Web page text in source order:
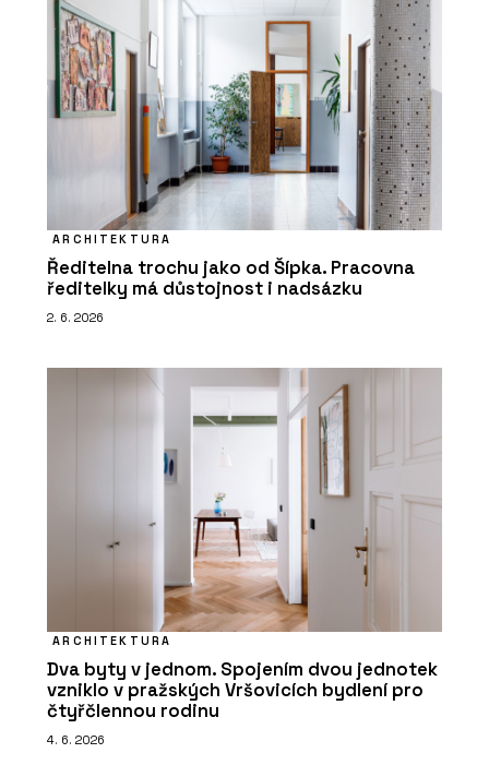
ARCHITEKTURA
Ředitelna trochu jako od Šípka. Pracovna
ředitelky má důstojnost i nadsázku
2. 6. 2026
ARCHITEKTURA
Dva byty v jednom. Spojením dvou jednotek
vzniklo v pražských Vršovicích bydlení pro
čtyřčlennou rodinu
4. 6. 2026